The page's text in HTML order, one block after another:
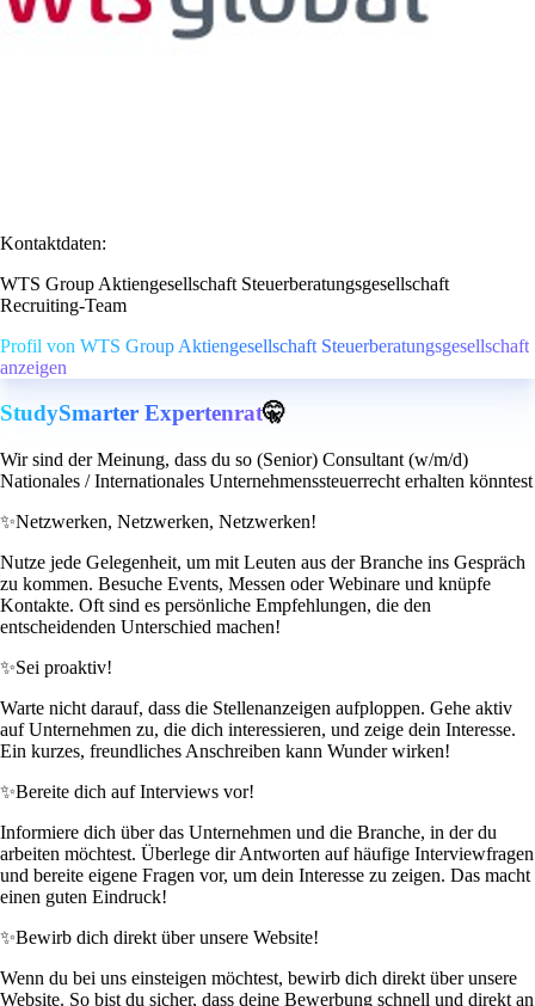
Kontaktdaten:
WTS Group Aktiengesellschaft Steuerberatungsgesellschaft
Recruiting-Team
Profil von WTS Group Aktiengesellschaft Steuerberatungsgesellschaft
anzeigen
StudySmarter Expertenrat🤫
Wir sind der Meinung, dass du so (Senior) Consultant (w/m/d)
Nationales / Internationales Unternehmenssteuerrecht erhalten könntest
✨Netzwerken, Netzwerken, Netzwerken!
Nutze jede Gelegenheit, um mit Leuten aus der Branche ins Gespräch
zu kommen. Besuche Events, Messen oder Webinare und knüpfe
Kontakte. Oft sind es persönliche Empfehlungen, die den
entscheidenden Unterschied machen!
✨Sei proaktiv!
Warte nicht darauf, dass die Stellenanzeigen aufploppen. Gehe aktiv
auf Unternehmen zu, die dich interessieren, und zeige dein Interesse.
Ein kurzes, freundliches Anschreiben kann Wunder wirken!
✨Bereite dich auf Interviews vor!
Informiere dich über das Unternehmen und die Branche, in der du
arbeiten möchtest. Überlege dir Antworten auf häufige Interviewfragen
und bereite eigene Fragen vor, um dein Interesse zu zeigen. Das macht
einen guten Eindruck!
✨Bewirb dich direkt über unsere Website!
Wenn du bei uns einsteigen möchtest, bewirb dich direkt über unsere
Website. So bist du sicher, dass deine Bewerbung schnell und direkt an